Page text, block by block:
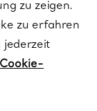
zu zeigen.
zu erfahren
jederzeit
Cookie-